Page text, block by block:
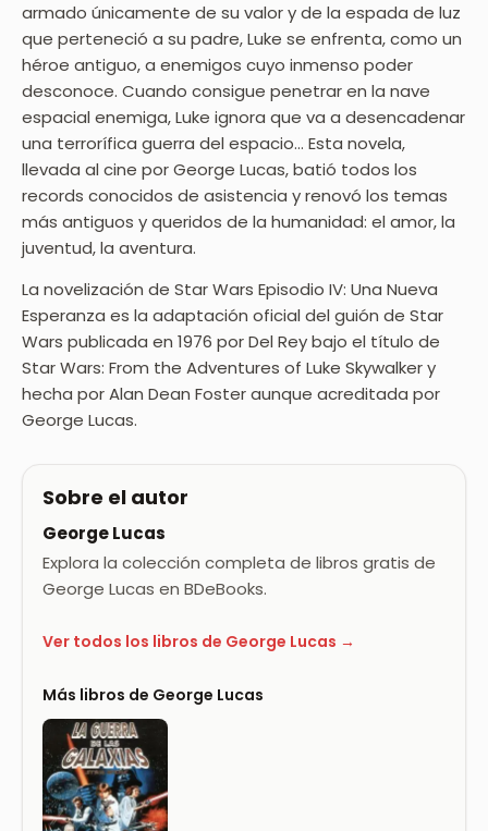
armado únicamente de su valor y de la espada de luz
que perteneció a su padre, Luke se enfrenta, como un
héroe antiguo, a enemigos cuyo inmenso poder
desconoce. Cuando consigue penetrar en la nave
espacial enemiga, Luke ignora que va a desencadenar
una terrorífica guerra del espacio… Esta novela,
llevada al cine por George Lucas, batió todos los
records conocidos de asistencia y renovó los temas
más antiguos y queridos de la humanidad: el amor, la
juventud, la aventura.
La novelización de Star Wars Episodio IV: Una Nueva
Esperanza es la adaptación oficial del guión de Star
Wars publicada en 1976 por Del Rey bajo el título de
Star Wars: From the Adventures of Luke Skywalker y
hecha por Alan Dean Foster aunque acreditada por
George Lucas.
Sobre el autor
George Lucas
Explora la colección completa de libros gratis de
George Lucas en BDeBooks.
Ver todos los libros de George Lucas →
Más libros de George Lucas